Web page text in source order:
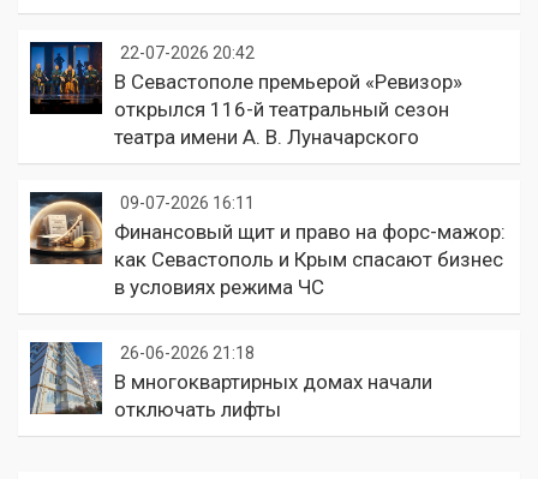
22-07-2026 20:42
В Севастополе премьерой «Ревизор»
открылся 116-й театральный сезон
театра имени А. В. Луначарского
09-07-2026 16:11
Финансовый щит и право на форс-мажор:
как Севастополь и Крым спасают бизнес
в условиях режима ЧС
26-06-2026 21:18
В многоквартирных домах начали
отключать лифты